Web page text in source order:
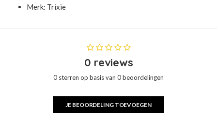
Merk: Trixie
0 reviews
0 sterren op basis van 0 beoordelingen
JE BEOORDELING TOEVOEGEN